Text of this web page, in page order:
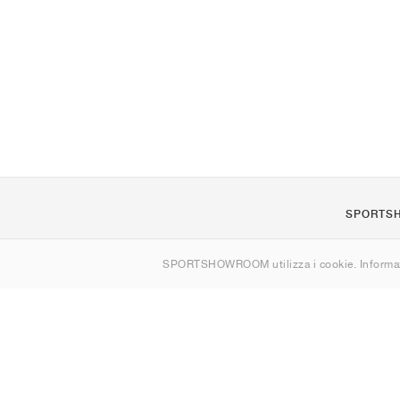
SPORTSHOWROOM utilizza i cookie.Contatti